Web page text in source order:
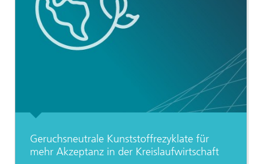
Geruchsneutrale Kunststoffrezyklate für
mehr Akzeptanz in der Kreislaufwirtschaft